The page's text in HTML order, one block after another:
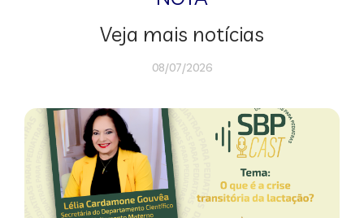
Veja mais notícias
08/07/2026